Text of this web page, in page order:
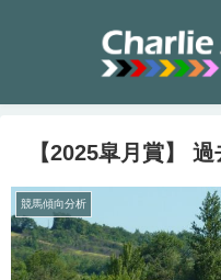
【2025皐月賞】
競馬傾向分析